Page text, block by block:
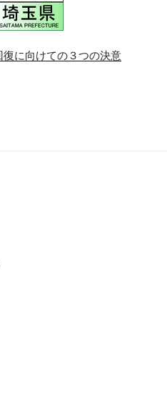
に向けての３つの決意